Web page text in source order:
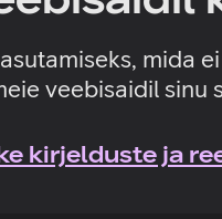
mida
veebisaidil sinu
kirjelduste ja